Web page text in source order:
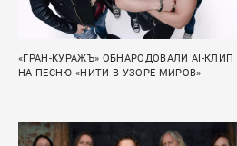
«ГРАН-КУРАЖЪ» ОБНАРОДОВАЛИ AI-КЛИП
НА ПЕСНЮ «НИТИ В УЗОРЕ МИРОВ»